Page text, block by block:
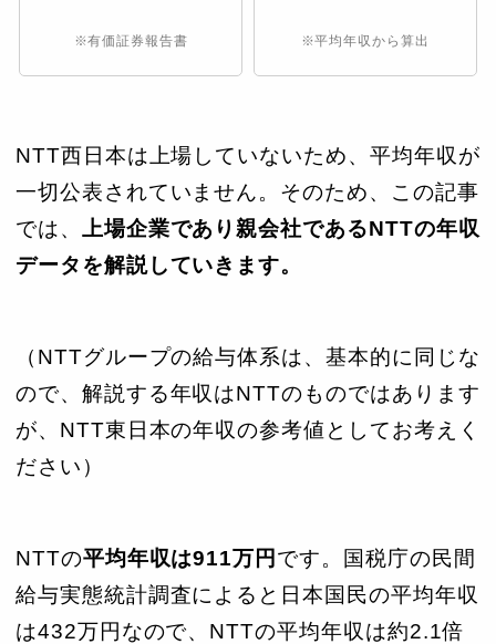
※有価証券報告書 ※平均年収から算出
NTT西日本は上場していないため、平均年収が
一切公表されていません。そのため、この記事
では、 上場企業であり親会社であるNTTの年収
データを解説していきます。
（NTTグループの給与体系は、基本的に同じな
ので、解説する年収はNTTのものではあります
が、NTT東日本の年収の参考値としてお考えく
ださい）
NTTの平均年収は911万円 です。国税庁の民間
給与実態統計調査によると日本国民の平均年収
は432万円なので、NTTの平均年収は約2.1倍